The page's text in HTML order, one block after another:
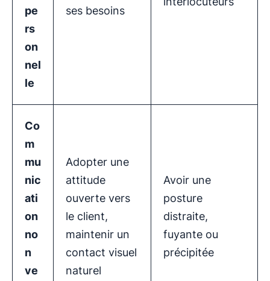
pe
rs
on
nel
le
ses besoins
Co
m
mu
nic
ati
on
no
n
ve
Adopter une
attitude
ouverte vers
le client,
maintenir un
contact visuel
naturel
Avoir une
posture
distraite,
fuyante ou
précipitée